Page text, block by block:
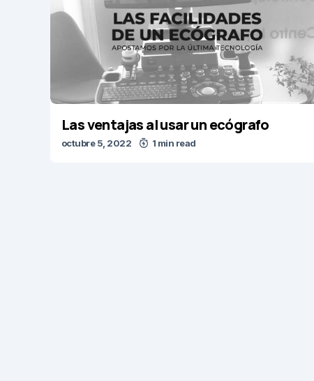
Las ventajas al usar un ecógrafo
octubre 5, 2022 1 min read